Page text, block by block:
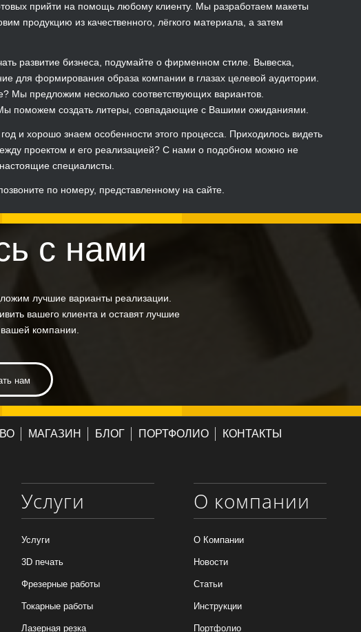
прийти на помощь любому клиенту. Мы разработаем макеты
продукцию из качественного, лёгкого материала, а затем
развитие бизнеса, подумайте о фирменном стиле. Вывеска,
для формирования образа компании в глазах целевой аудитории.
Мы предложим несколько соответствующих вариантов.
Мы поможем создать литеры, совпадающие с Вашими ожиданиями.
и хорошо знаем особенности этого процесса. Приходилось видеть
проектом и его реализацией? С нами о подобном можно не
специалисты.
по номеру, представленному на сайте.
с нами
лучшие варианты реализации.
вашего клиента и оставят лучшие
компании.
нам
МАГАЗИН БЛОГ ПОРТФОЛИО КОНТАКТЫ
Услуги
Услуги
3D печать
Фрезерные работы
Токарные работы
Лазерная резка
О компании
О Компании
Новости
Статьи
Инструкции
Портфолио